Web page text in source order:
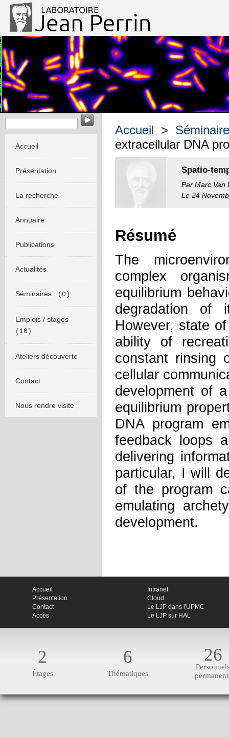
Biophysique des micro-organismes
Accueil
Présentation
La recherche
Annuaire
Publications
Actualités
Séminaires (0)
Emplois / stages
(16)
Ateliers découverte
Contact
Nous rendre visite
Accueil >
extracellular DNA
Spatio-
Par Marc Van
Le 24
Résumé
The
complex
equilibrium
degradation of
However, state
ability of
constant rinsing
cellular
development of
equilibrium
DNA program
feedback loops
delivering
particular, I will
of the program
emulating
development.
Accueil
Présentation
Contact
Accès
Intranet
Cloud
Le LJP dans l'UPMC
Le LJP sur HAL
2
Étages
6
Thématiques
26